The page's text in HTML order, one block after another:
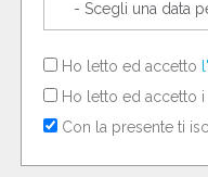
Ho letto ed accetto
Ho letto ed accetto i
Con la presente ti